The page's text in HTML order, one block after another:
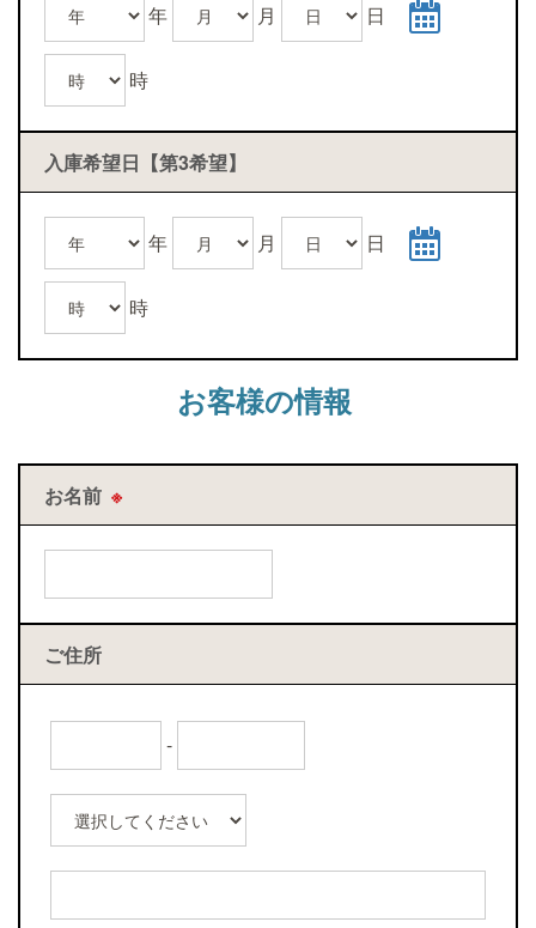
年 月 日
時
入庫希望日【第3希望】
年 月 日
時
お客様の情報
お名前 ※
ご住所
-